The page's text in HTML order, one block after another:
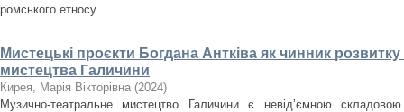
ромського етносу ...
Мистецькі проєкти Богдана Антківа як чинник
мистецтва Галичини
Кирея, Марія Вікторівна (2024)
Музично-театральне мистецтво Галичини є невід’ємною